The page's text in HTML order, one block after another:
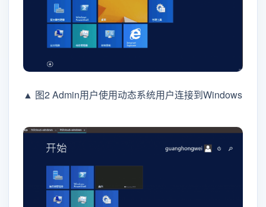
▲ 图2 Admin用户使用动态系统用户连接到Windows